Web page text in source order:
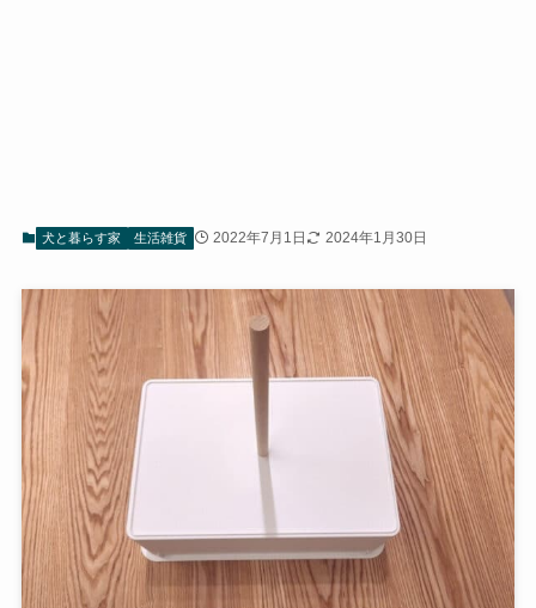
犬と暮らす家 生活雑貨 2022年7月1日 2024年1月30日